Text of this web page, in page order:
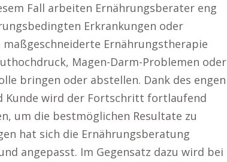
Fall arbeiten Ernährungsberater eng
Erkrankungen oder
Ernährungstherapie
Magen-Darm-Problemen oder
bringen oder abstellen. Dank des engen
Kunde wird der Fortschritt fortlaufend
um die bestmöglichen Resultate zu
hat sich die Ernährungsberatung
angepasst. Im Gegensatz dazu wird bei